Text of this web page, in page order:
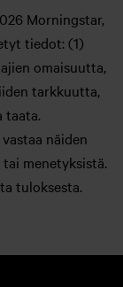
Morningstar,
tiedot: (1)
omaisuutta,
tarkkuutta,
taata.
näiden
menetyksistä.
tuloksesta.